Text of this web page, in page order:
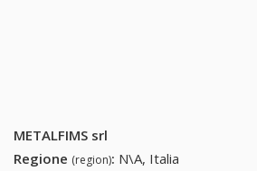
METALFIMS srl
Regione (region): N\A, Italia